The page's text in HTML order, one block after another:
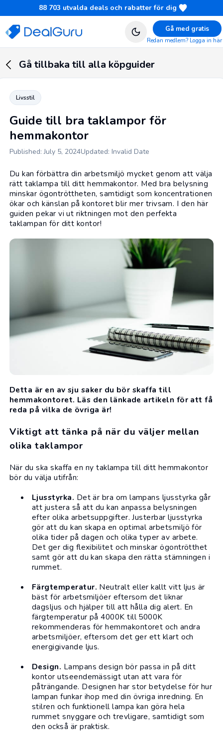
88 703 utvalda deals och rabatter för dig
Gå med gratis
Redan medlem? Logga in här
Gå tillbaka till alla köpguider
Livsstil
Guide till bra taklampor för
hemmakontor
Published: July 5, 2024Updated: Invalid Date
Du kan förbättra din arbetsmiljö mycket genom att välja
rätt taklampa till ditt hemmakontor. Med bra belysning
minskar ögontröttheten, samtidigt som koncentrationen
ökar och känslan på kontoret blir mer trivsam. I den här
guiden pekar vi ut riktningen mot den perfekta
taklampan för ditt kontor!
Detta är en av sju saker du bör skaffa till
hemmakontoret. Läs den länkade artikeln för att få
reda på vilka de övriga är!
Viktigt att tänka på när du väljer mellan
olika taklampor
När du ska skaffa en ny taklampa till ditt hemmakontor
bör du välja utifrån:
Ljusstyrka. Det är bra om lampans ljusstyrka går
att justera så att du kan anpassa belysningen
efter olika arbetsuppgifter. Justerbar ljusstyrka
gör att du kan skapa en optimal arbetsmiljö för
olika tider på dagen och olika typer av arbete.
Det ger dig flexibilitet och minskar ögontrötthet
samt gör att du kan skapa den rätta stämningen i
rummet.
Färgtemperatur. Neutralt eller kallt vitt ljus är
bäst för arbetsmiljöer eftersom det liknar
dagsljus och hjälper till att hålla dig alert. En
färgtemperatur på 4000K till 5000K
rekommenderas för hemmakontoret och andra
arbetsmiljöer, eftersom det ger ett klart och
energigivande ljus.
Design. Lampans design bör passa in på ditt
kontor utseendemässigt utan att vara för
påträngande. Designen har stor betydelse för hur
lampan funkar ihop med din övriga inredning. En
stilren och funktionell lampa kan göra hela
rummet snyggare och trevligare, samtidigt som
den också är praktisk.